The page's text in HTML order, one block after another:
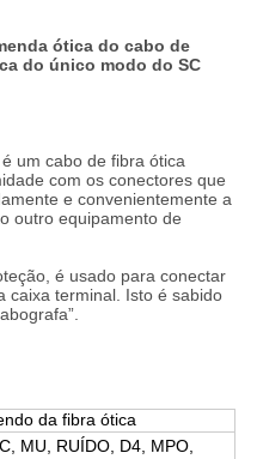
ótica do cabo de
do único modo do SC
um cabo de fibra ótica
com os conectores que
e convenientemente a
outro equipamento de
é usado para conectar
caixa terminal. Isto é sabido
da fibra ótica
MU, RUÍDO, D4, MPO,